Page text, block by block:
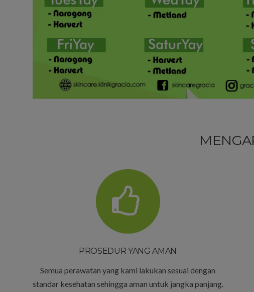
PROSEDUR YANG AMAN
Semua perawatan yang kami lakukan sesuai dengan
standar kesehatan sehingga aman untuk jangka panjang.